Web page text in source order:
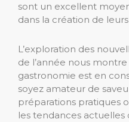
sont un excellent
dans la création de
L’exploration des
de l’année nous
gastronomie est en
soyez amateur de
préparations pratiques
les tendances